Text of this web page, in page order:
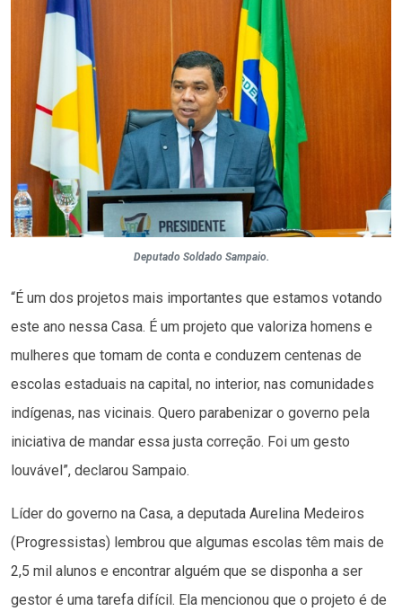
Deputado Soldado Sampaio.
“É um dos projetos mais importantes que estamos votando
este ano nessa Casa. É um projeto que valoriza homens e
mulheres que tomam de conta e conduzem centenas de
escolas estaduais na capital, no interior, nas comunidades
indígenas, nas vicinais. Quero parabenizar o governo pela
iniciativa de mandar essa justa correção. Foi um gesto
louvável”, declarou Sampaio.
Líder do governo na Casa, a deputada Aurelina Medeiros
(Progressistas) lembrou que algumas escolas têm mais de
2,5 mil alunos e encontrar alguém que se disponha a ser
gestor é uma tarefa difícil. Ela mencionou que o projeto é de